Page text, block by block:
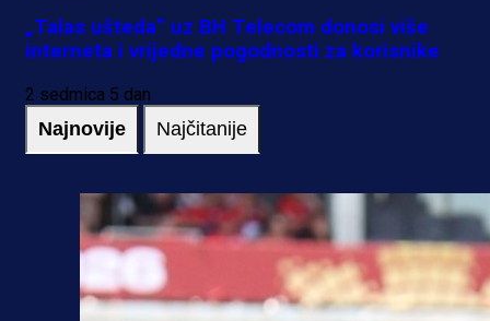
„Talas ušteda“ uz BH Telecom donosi više
interneta i vrijedne pogodnosti za korisnike
2 sedmica 5 dan
Najnovije Najčitanije